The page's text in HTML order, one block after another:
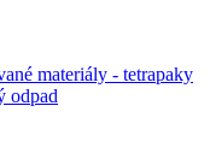
materiály - tetrapaky
odpad